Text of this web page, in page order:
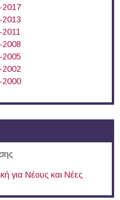
2017
2000
για Νέους και Νέες